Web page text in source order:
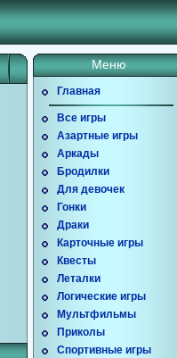
Меню
Главная
Все игры
Азартные игры
Аркады
Бродилки
Для девочек
Гонки
Драки
Карточные игры
Квесты
Леталки
Логические игры
Мультфильмы
Приколы
Спортивные игры